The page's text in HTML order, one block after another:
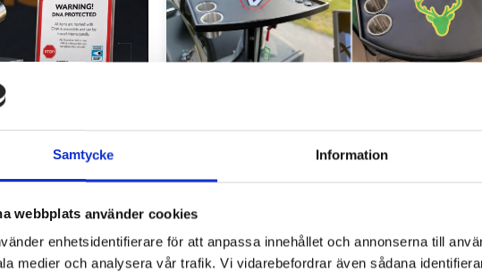
Samtycke Information
webbplats använder cookies
enhetsidentifierare för att anpassa innehållet och annonserna till
medier och analysera vår trafik. Vi vidarebefordrar även sådana
så
utrustning
i
att skydda dem
kostsamma
som gör stor skillnad i vardagen
Traktorhytten är för många mer än bara en
arbetet utförs. Det är kontoret, fikarummet och